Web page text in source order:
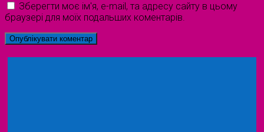
Зберегти моє ім'я, e-mail, та адресу сайту в цьому
браузері для моїх подальших коментарів.